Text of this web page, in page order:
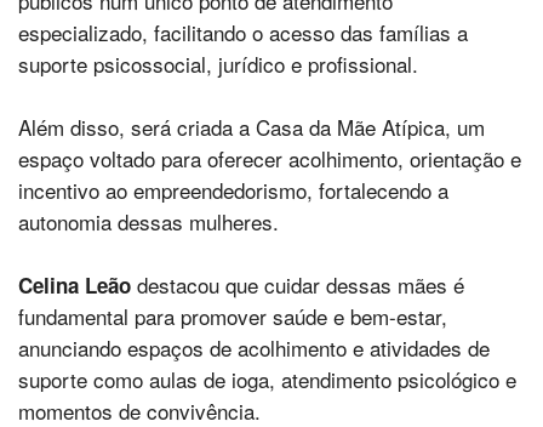
especializado, facilitando o acesso das famílias a
suporte psicossocial, jurídico e profissional.
Além disso, será criada a Casa da Mãe Atípica, um
espaço voltado para oferecer acolhimento, orientação e
incentivo ao empreendedorismo, fortalecendo a
autonomia dessas mulheres.
Celina Leão destacou que cuidar dessas mães é
fundamental para promover saúde e bem-estar,
anunciando espaços de acolhimento e atividades de
suporte como aulas de ioga, atendimento psicológico e
momentos de convivência.